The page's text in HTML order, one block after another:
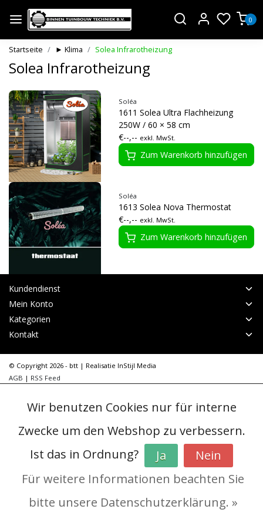
0
Startseite ► Klima Solea Infrarotheizung
Solea Infrarotheizung
Soléa
1611 Solea Ultra Flachheizung
250W / 60 × 58 cm
€--,-- exkl. MwSt.
Zum Warenkorb hinzufügen
Soléa
1613 Solea Nova Thermostat
€--,-- exkl. MwSt.
Zum Warenkorb hinzufügen
Kundendienst
Mein Konto
Kategorien
Kontakt
© Copyright 2026 - btt | Realisatie InStijl Media
AGB | RSS Feed
Wir benutzen Cookies nur für interne
Zwecke um den Webshop zu verbessern.
Ist das in Ordnung?
Ja
Nein
Für weitere Informationen beachten Sie
bitte unsere Datenschutzerklärung. »